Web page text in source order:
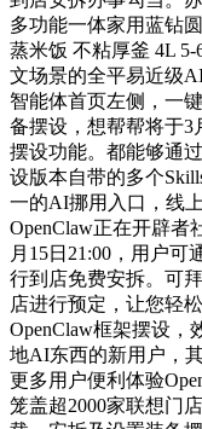
多功能一体家用蓝钻
蒸米饭 不粘厚釜 4L
文场景的全平易近级
智能体首页左侧，一
备摆设，想帮帮将于3
摆设功能。都能够通
设版本自带的多个
一的AI挪用入口，线
OpenClaw正在开辟者
月15日21:00，用户
行到店免费安拆。可
店进行预定，让您轻
OpenClaw框架摆设，
地AI东西的新用户，
更多用户便利体验
笼盖超2000家联想门